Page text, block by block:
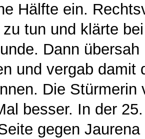
Hälfte ein.
tun und klärte
Dann
und vergab damit
Die
besser. In der
gegen